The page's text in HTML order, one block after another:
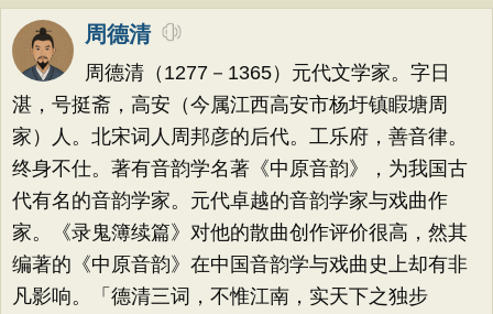
周德清
周德清（1277－1365）元代文学家。字日
湛，号挺斋，高安（今属江西高安市杨圩镇睱塘周
家）人。北宋词人周邦彦的后代。工乐府，善音律。
终身不仕。著有音韵学名著《中原音韵》，为我国古
代有名的音韵学家。元代卓越的音韵学家与戏曲作
家。《录鬼簿续篇》对他的散曲创作评价很高，然其
编著的《中原音韵》在中国音韵学与戏曲史上却有非
凡影响。「德清三词，不惟江南，实天下之独步